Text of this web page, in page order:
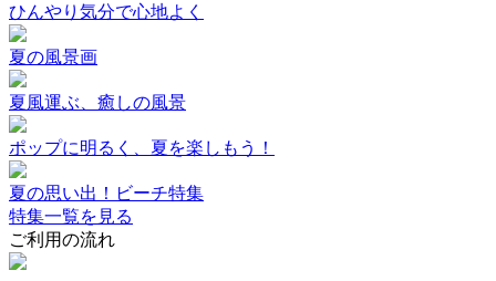
ひんやり気分で心地よく
夏の風景画
夏風運ぶ、癒しの風景
ポップに明るく、夏を楽しもう！
夏の思い出！ビーチ特集
特集一覧を見る
ご利用の流れ